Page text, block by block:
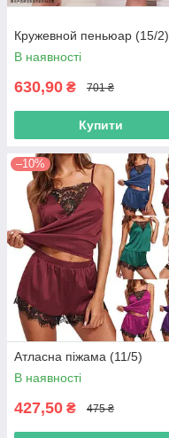
Кружевной пеньюар (15/2)
В наявності
630,90 ₴ 701 ₴
Купити
–10%
Атласна піжама (11/5)
В наявності
427,50 ₴ 475 ₴